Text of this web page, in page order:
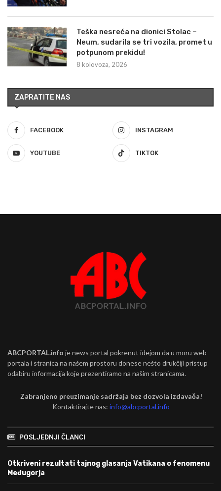
Teška nesreća na dionici Stolac –
Neum, sudarila se tri vozila, promet u
potpunom prekidu!
8 kolovoza, 2026
ZAPRATITE NAS
FACEBOOK INSTAGRAM
YOUTUBE TIKTOK
ABCPORTAL.info je news portal pokrenut idejom da u moru web
portala i stranica na našem prostoru donese nešto drukčiji pristup
odabiru informacija koje prezentiramo na našim stranicama.
Zabranjeno preuzimanje sadržaja bez dozvola izdavača!
Kontaktirajte nas:info@abcportal.info
POSLJEDNJI ČLANCI
Otkriveni rezultati tajnog glasanja Vatikana o fenomenu
Međugorja